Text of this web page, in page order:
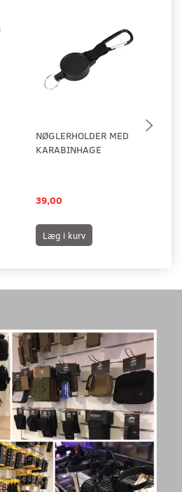
NØGLERHOLDER MED
KARABINHAGE
39,00
Læg i kurv